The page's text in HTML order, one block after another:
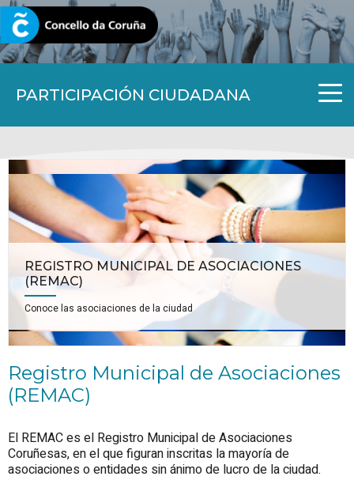
PARTICIPACIÓN CIUDADANA
CORUNA.GAL
REGISTRO MUNICIPAL DE ASOCIACIONES
(REMAC)
Conoce las asociaciones de la ciudad
Registro Municipal de Asociaciones
(REMAC)
El REMAC es el Registro Municipal de Asociaciones
Coruñesas, en el que figuran inscritas la mayoría de
asociaciones o entidades sin ánimo de lucro de la ciudad.